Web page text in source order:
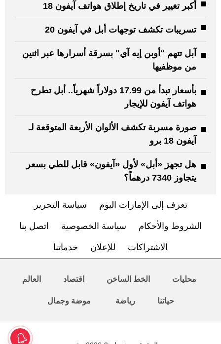
أكبر تغيير في تاريخ إطلاق هواتف آيفون 18
تسريبات تكشف توجهات أبل في آيفون 20
آبل تتهم "أوبن إيه آي" بسرقة أسرارها عبر اثنين
من موظفيها
بأسعار تبدأ من 17.99 دولاراً شهرياً.. أبل تطرح
هواتف آيفون للإيجار
صورة مسربة تكشف الألوان الأربعة المتوقعة لـ
آيفون 18 برو
هل تجهز «أبل» لأول «آيفون» قابل للطي بسعر
يتجاوز 7340 درهماً؟
تعرف إلى الإمارات اليوم سياسة التحرير
الشروط والأحكام سياسة الخصوصية اتصل بنا
الاشتراكات للإعلان خدماتنا
محليات الخط الساخن اقتصاد العالم
حياتنا رياضة موضة وجمال